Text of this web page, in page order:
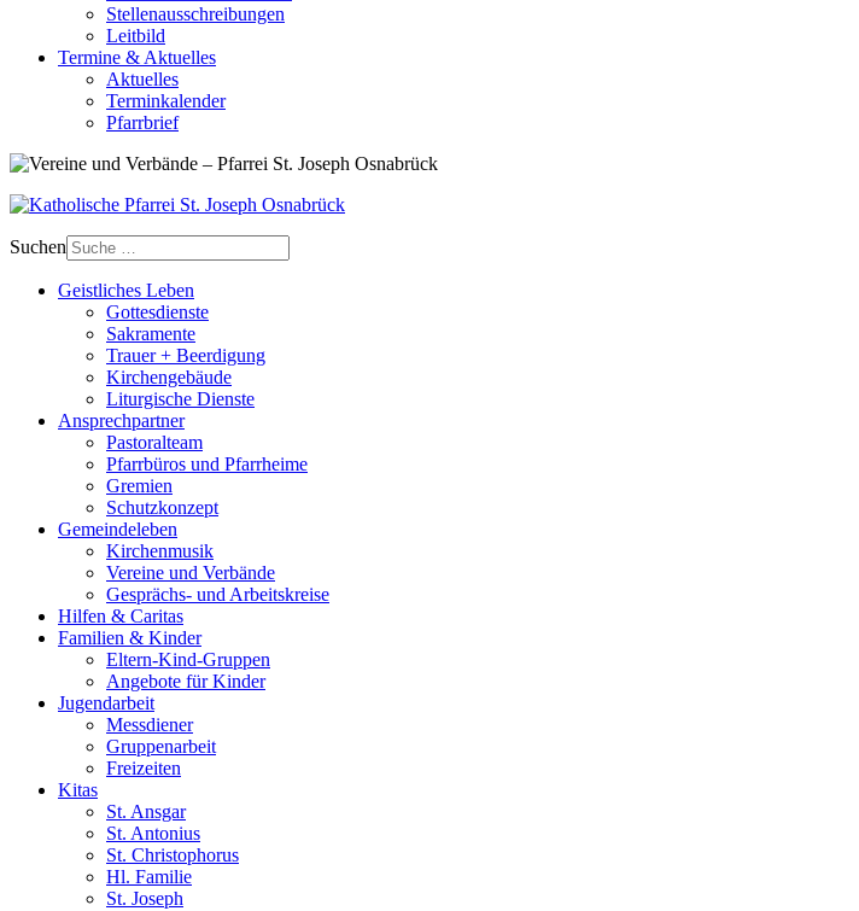
Stellenausschreibungen
Leitbild
Termine & Aktuelles
Aktuelles
Terminkalender
Pfarrbrief
Suchen
Geistliches Leben
Gottesdienste
Sakramente
Trauer + Beerdigung
Kirchengebäude
Liturgische Dienste
Ansprech­partner
Pastoralteam
Pfarrbüros und Pfarrheime
Gremien
Schutzkonzept
Gemeinde­leben
Kirchenmusik
Vereine und Verbände
Gesprächs- und Arbeitskreise
Hilfen & Caritas
Familien & Kinder
Eltern-Kind-Gruppen
Angebote für Kinder
Jugend­arbeit
Messdiener
Gruppenarbeit
Freizeiten
Kitas
St. Ansgar
St. Antonius
St. Christophorus
Hl. Familie
St. Joseph